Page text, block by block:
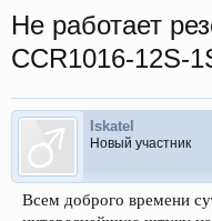
Не работает
CCR1016-12S-
Iskatel
Новый участник
Всем доброго времени